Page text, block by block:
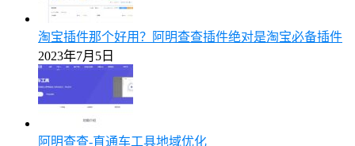
淘宝插件那个好用？阿明查查插件绝对是淘宝必备插件
2023年7月5日
阿明查查-直通车工具地域优化